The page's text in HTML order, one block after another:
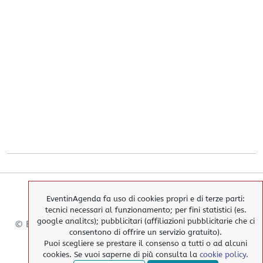
© EventinAgenda 2017-2026-All Rights Reserved.
EventinAgenda fa uso di cookies propri e di terze parti:
tecnici necessari al funzionamento; per fini statistici (es.
google analitcs); pubblicitari (affiliazioni pubblicitarie che ci
consentono di offrire un servizio gratuito).
Puoi scegliere se prestare il consenso a tutti o ad alcuni
cookies. Se vuoi saperne di più consulta la cookie policy.
> Cookies Policy